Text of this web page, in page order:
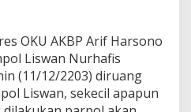
OKU AKBP Arif Harsono
Liswan Nurhafis
(11/12/2203) diruang
Liswan, sekecil apapun